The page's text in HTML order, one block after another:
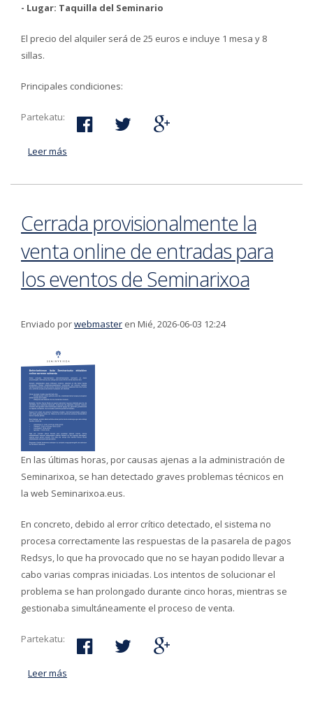
- Lugar: Taquilla del Seminario
El precio del alquiler será de 25 euros e incluye 1 mesa y 8
sillas.
Principales condiciones:
Partekatu:
Leer más
Cerrada provisionalmente la
venta online de entradas para
los eventos de Seminarixoa
Enviado porwebmaster en Mié, 2026-06-03 12:24
En las últimas horas, por causas ajenas a la administración de
Seminarixoa, se han detectado graves problemas técnicos en
la web Seminarixoa.eus.
En concreto, debido al error crítico detectado, el sistema no
procesa correctamente las respuestas de la pasarela de pagos
Redsys, lo que ha provocado que no se hayan podido llevar a
cabo varias compras iniciadas. Los intentos de solucionar el
problema se han prolongado durante cinco horas, mientras se
gestionaba simultáneamente el proceso de venta.
Partekatu:
Leer más